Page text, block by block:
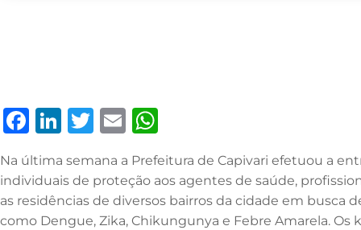
F
c
e
b
Li
k
e
dI
T
it
te
r
E
ai
l
at
s
A
Na última semana a Prefeitura de Capivari efetuou a
individuais de proteção aos agentes de saúde,
as residências de diversos bairros da cidade em busca
como Dengue, Zika, Chikungunya e Febre Amarela.